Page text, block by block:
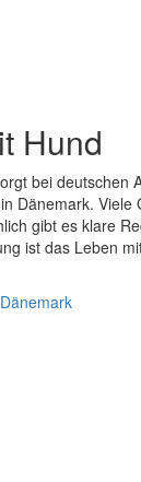
Hund
bei deutschen
Dänemark. Viele
gibt es klare
ist das Leben